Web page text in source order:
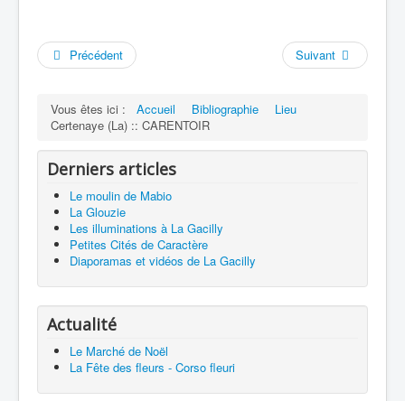
Précédent Suivant
Vous êtes ici : Accueil Bibliographie
Lieu
Certenaye (La) :: CARENTOIR
Derniers articles
Le moulin de Mabio
La Glouzie
Les illuminations à La Gacilly
Petites Cités de Caractère
Diaporamas et vidéos de La Gacilly
Actualité
Le Marché de Noël
La Fête des fleurs - Corso fleuri